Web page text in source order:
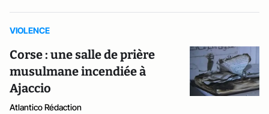
VIOLENCE
Corse : une salle de prière
musulmane incendiée à
Ajaccio
Atlantico Rédaction